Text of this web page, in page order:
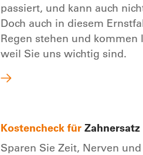
passiert, und kann auch
Doch auch in diesem
Regen stehen und
weil Sie uns wichtig sind.
Kostencheck für Zahnersatz
Sparen Sie Zeit, Nerven